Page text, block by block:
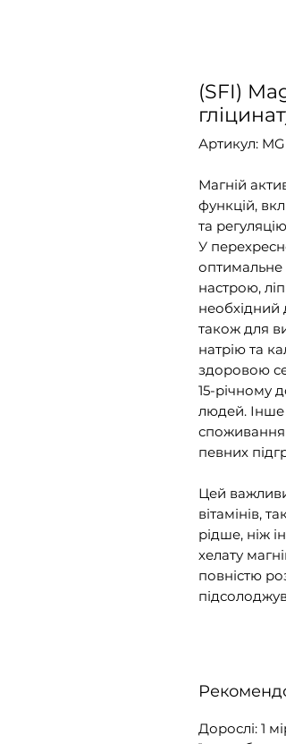
(SFI)
Артикул:
Магній
функцій,
та
У
настрою,
необхідний
також для
натрію та
здоровою
15-річному
людей.
споживання
певних
Цей
вітамінів,
рідше, ніж
хелату
повністю
Дорослі: 1